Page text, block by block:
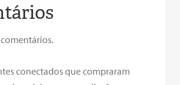
conectados que compraram